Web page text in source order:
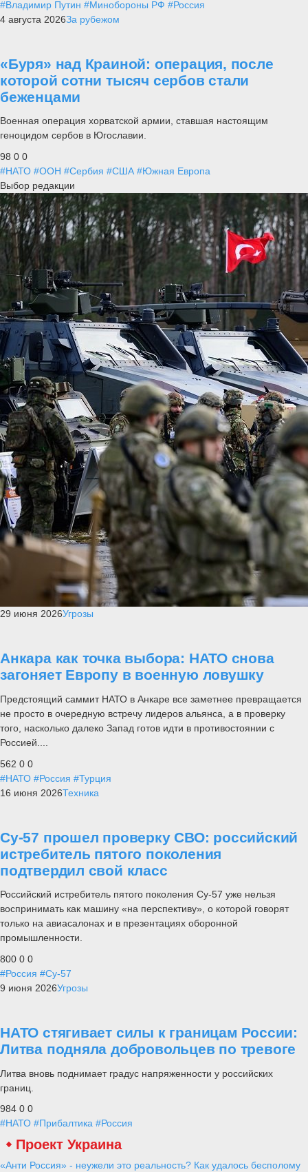
#Владимир Путин #Минобороны РФ #Россия
4 августа 2026За рубежом
«Буря» над Краиной: операция, после
которой сотни тысяч сербов стали
беженцами
Военная операция хорватской армии, ставшая настоящим
геноцидом сербов в Югославии.
98 0 0
#НАТО #ООН #Сербия #США #Южная Европа
Выбор редакции
29 июня 2026Угрозы
Анкара как точка выбора: НАТО снова
загоняет Европу в военную ловушку
Предстоящий саммит НАТО в Анкаре все заметнее превращается
не просто в очередную встречу лидеров альянса, а в проверку
того, насколько далеко Запад готов идти в противостоянии с
Россией....
562 0 0
#НАТО #Россия #Турция
16 июня 2026Техника
Су-57 прошел проверку СВО: российский
истребитель пятого поколения
подтвердил свой класс
Российский истребитель пятого поколения Су-57 уже нельзя
воспринимать как машину «на перспективу», о которой говорят
только на авиасалонах и в презентациях оборонной
промышленности.
800 0 0
#Россия #Су-57
9 июня 2026Угрозы
НАТО стягивает силы к границам России:
Литва подняла добровольцев по тревоге
Литва вновь поднимает градус напряженности у российских
границ.
984 0 0
#НАТО #Прибалтика #Россия
Проект Украина
«Анти Россия» - неужели это реальность? Как удалось бесполому